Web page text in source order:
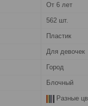
От 6 лет
562 шт.
Пластик
Для девочек
Город
Блочный
Разные